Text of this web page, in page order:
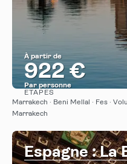
À partir de
922 €
Par personne
ÉTAPES
Marrakech · Beni Mellal · Fes ·
Marrakech
Espagne : La